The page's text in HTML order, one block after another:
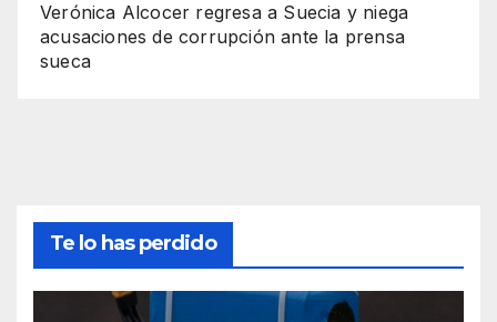
Verónica Alcocer regresa a Suecia y niega
acusaciones de corrupción ante la prensa
sueca
Te lo has perdido